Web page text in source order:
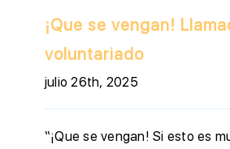
¡Que se vengan!
voluntariado
julio 26th, 2025
“¡Que se vengan! Si esto es